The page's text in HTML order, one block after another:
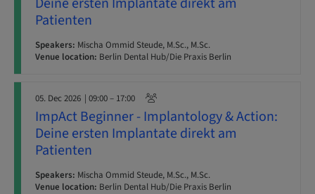
Patienten
Speakers: Mischa Ommid Steude, M.Sc., M.Sc.
Venue location: Berlin Dental Hub/Die Praxis Berlin
05. Dec 2026 | 09:00 – 17:00
ImpAct Beginner - Implantology & Action:
Deine ersten Implantate direkt am
Patienten
Speakers: Mischa Ommid Steude, M.Sc., M.Sc.
Venue location: Berlin Dental Hub/Die Praxis Berlin